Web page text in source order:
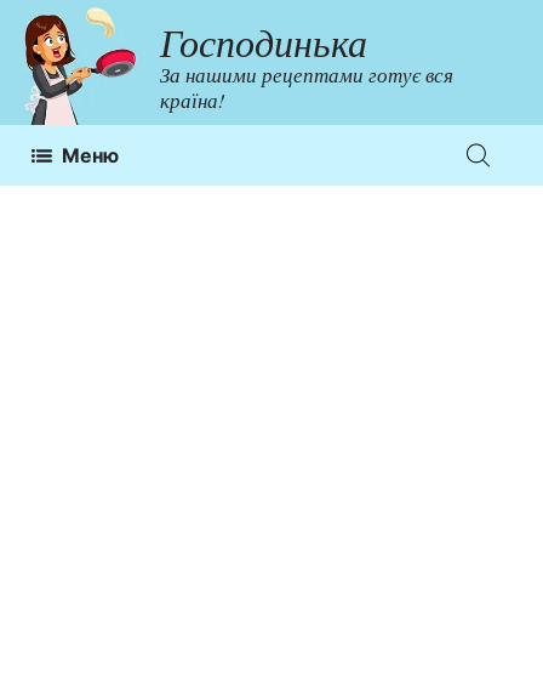
Перейти
до
контенту
Господинька
За нашими рецептами готує вся
країна!
Меню